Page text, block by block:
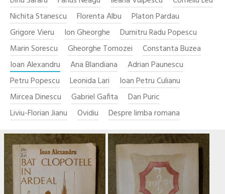
Nichita Stanescu
Florenta Albu
Platon Pardau
Grigore Vieru
Ion Gheorghe
Dumitru Radu Popescu
Marin Sorescu
Gheorghe Tomozei
Constanta Buzea
Ioan Alexandru
Ana Blandiana
Adrian Paunescu
Petru Popescu
Leonida Lari
Ioan Petru Culianu
Mircea Dinescu
Gabriel Gafita
Dan Puric
Liviu-Florian Jianu
Ovidiu Despre limba romana